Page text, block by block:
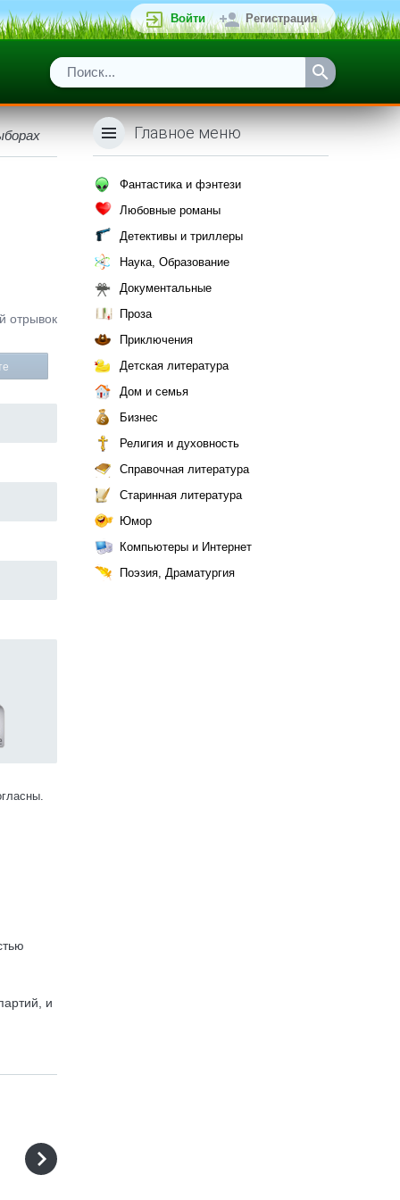
Войти Регистрация
отрывок
и
Главное меню
Фантастика и фэнтези
Любовные романы
Детективы и триллеры
Наука, Образование
Документальные
Проза
Приключения
Детская литература
Дом и семья
Бизнес
Религия и духовность
Справочная литература
Старинная литература
Юмор
Компьютеры и Интернет
Поэзия, Драматургия